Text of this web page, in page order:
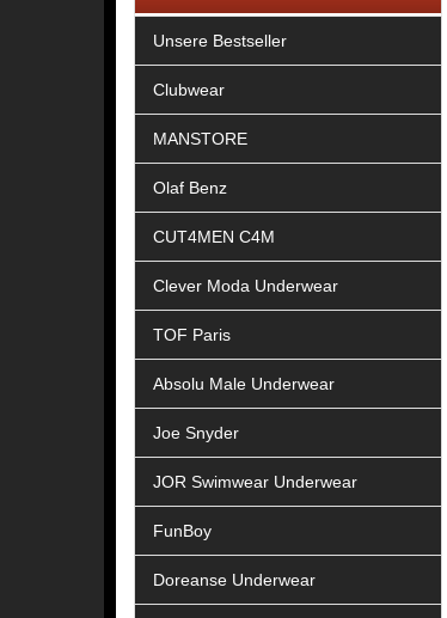
Unsere Bestseller
Clubwear
MANSTORE
Olaf Benz
CUT4MEN C4M
Clever Moda Underwear
TOF Paris
Absolu Male Underwear
Joe Snyder
JOR Swimwear Underwear
FunBoy
Doreanse Underwear